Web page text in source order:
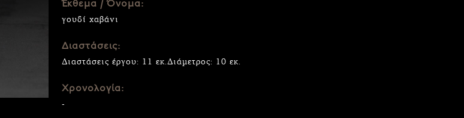
Έκθεμα / Όνομα:
γουδί χαβάνι
Διαστάσεις:
Διαστάσεις έργου: 11 εκ.Διάμετρος: 10 εκ.
Χρονολογία:
-